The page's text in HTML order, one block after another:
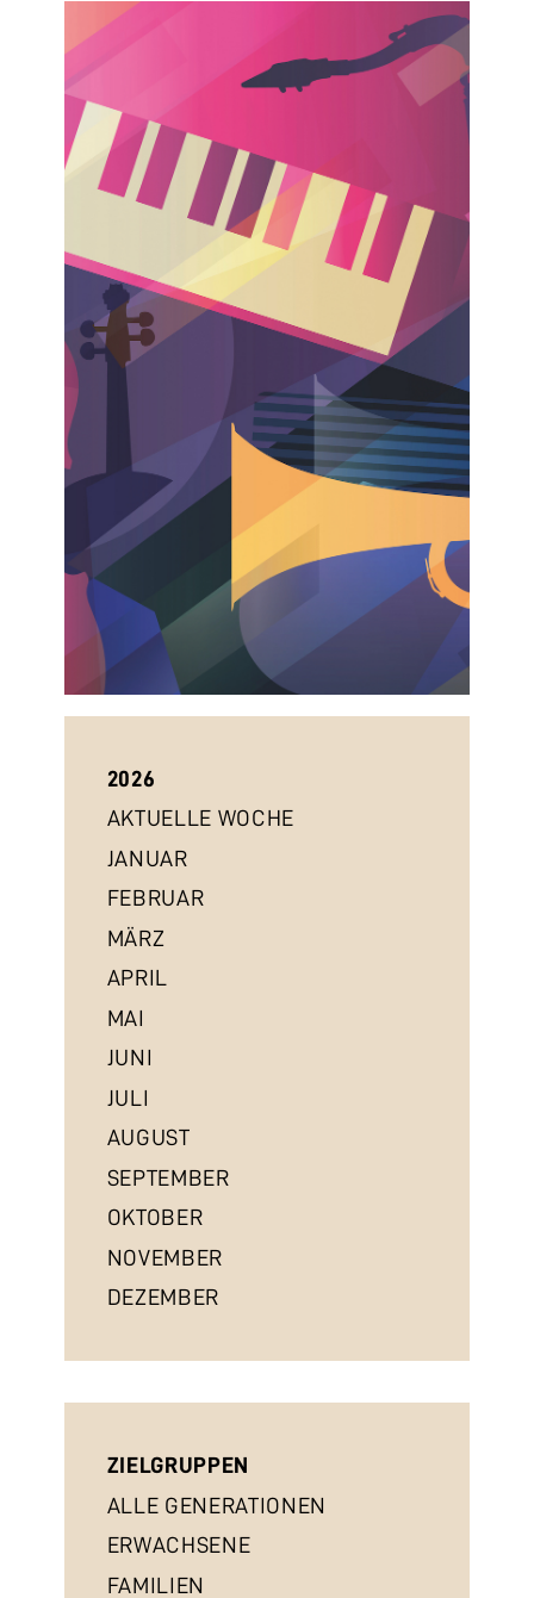
2026
AKTUELLE WOCHE
JANUAR
FEBRUAR
MÄRZ
APRIL
MAI
JUNI
JULI
AUGUST
SEPTEMBER
OKTOBER
NOVEMBER
DEZEMBER
ZIELGRUPPEN
ALLE GENERATIONEN
ERWACHSENE
FAMILIEN